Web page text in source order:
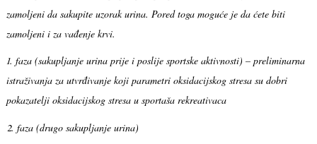
zamoljeni da sakupite uzorak urina. Pored toga moguće je da ćete biti
zamoljeni i za vađenje krvi.
1. faza (sakupljanje urina prije i poslije sportske aktivnosti) – preliminarna
istraživanja za utvrđivanje koji parametri oksidacijskog stresa su dobri
pokazatelji oksidacijskog stresa u sportaša rekreativaca
2. faza (drugo sakupljanje urina)